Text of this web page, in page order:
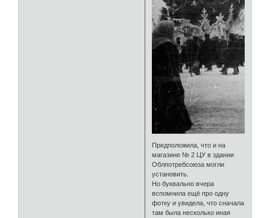
Предположила, что и на
магазине № 2 ЦУ в здании
Облпотребсоюза могли
установить.
Но буквально вчера
вспомнила ещё про одну
фотку и увидела, что сначала
там была несколько иная